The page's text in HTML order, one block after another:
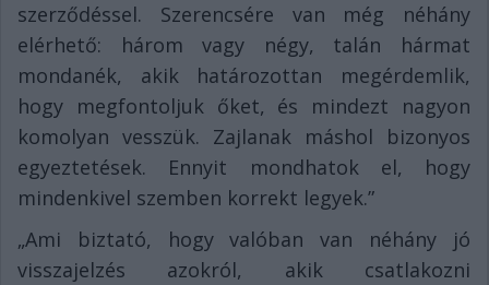
szerződéssel. Szerencsére van még néhány
elérhető: három vagy négy, talán hármat
mondanék, akik határozottan megérdemlik,
hogy megfontoljuk őket, és mindezt nagyon
komolyan vesszük. Zajlanak máshol bizonyos
egyeztetések. Ennyit mondhatok el, hogy
mindenkivel szemben korrekt legyek.”
„Ami biztató, hogy valóban van néhány jó
visszajelzés azokról, akik csatlakozni